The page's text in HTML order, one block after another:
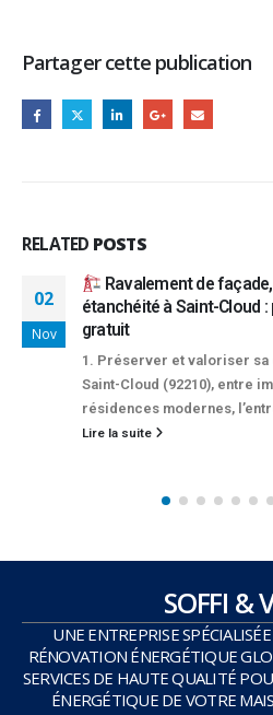
Partager cette publication
RELATED POSTS
et devis
Cloud À
26
aides
La
l'efficacité
émissions
SOFFI &
UNE ENTREPRISE
RÉNOVATION ÉNERGÉTIQUE
SERVICES DE HAUTE QUALITÉ
ÉNERGÉTIQUE DE VOTRE